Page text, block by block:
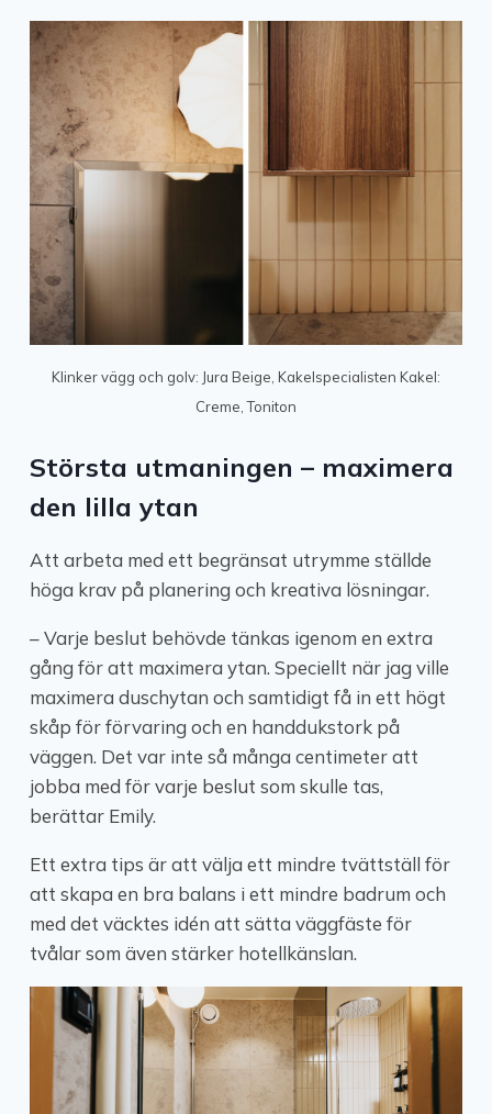
Klinker vägg och golv: Jura Beige, Kakelspecialisten Kakel:
Creme, Toniton
Största utmaningen – maximera
den lilla ytan
Att arbeta med ett begränsat utrymme ställde
höga krav på planering och kreativa lösningar.
– Varje beslut behövde tänkas igenom en extra
gång för att maximera ytan. Speciellt när jag ville
maximera duschytan och samtidigt få in ett högt
skåp för förvaring och en handdukstork på
väggen. Det var inte så många centimeter att
jobba med för varje beslut som skulle tas,
berättar Emily.
Ett extra tips är att välja ett mindre tvättställ för
att skapa en bra balans i ett mindre badrum och
med det väcktes idén att sätta väggfäste för
tvålar som även stärker hotellkänslan.